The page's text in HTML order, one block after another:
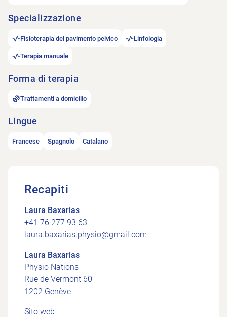
Specializzazione
Fisioterapia del pavimento pelvico Linfologia
Terapia manuale
Forma di terapia
Trattamenti a domicilio
Lingue
Francese Spagnolo Catalano
Recapiti
Laura Baxarias
+41 76 277 93 63
laura.baxarias.physio@gmail.com
Laura Baxarias
Physio Nations
Rue de Vermont 60
1202 Genève
Sito web